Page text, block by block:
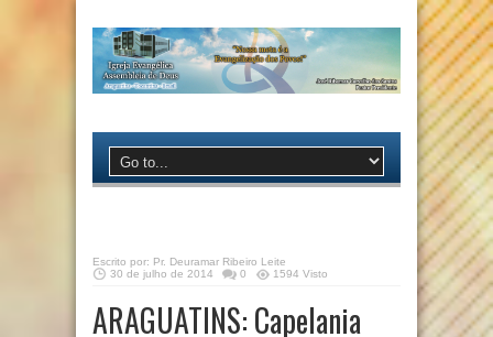
Escrito por: Pr. Deuramar Ribeiro Leite
30 de julho de 2014
0 1594 Visto
ARAGUATINS: Capelania